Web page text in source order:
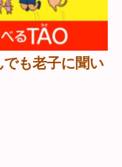
も老子に聞い